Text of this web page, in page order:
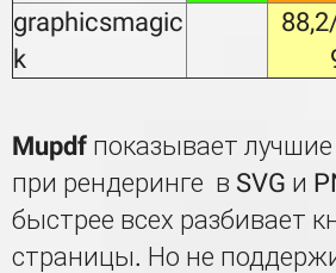
graphicsmagic
k
Mupdf показывает
при рендеринге в SVG и
быстрее всех разбивает
страницы. Но не